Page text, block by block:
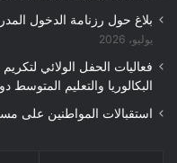
بلاغ حول رزنامة الدخول المدرسي
يوليو، 2026
فعاليات الحفل الولائي
البكالوريا والتعليم المتوسط
استقبالات المواطنين على